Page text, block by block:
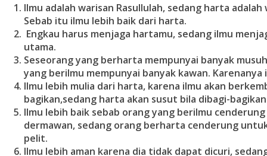
Ilmu adalah warisan Rasullulah, sedang harta adalah
Sebab itu ilmu lebih baik dari harta.
Engkau harus menjaga hartamu, sedang ilmu
utama.
Seseorang yang berharta mempunyai banyak
yang berilmu mempunyai banyak kawan.
Ilmu lebih mulia dari harta, karena ilmu akan
bagikan,sedang harta akan susut bila dibagi-
Ilmu lebih baik sebab orang yang berilmu
dermawan, sedang orang berharta cenderung
pelit.
Ilmu lebih aman karena dia tidak dapat dicuri,